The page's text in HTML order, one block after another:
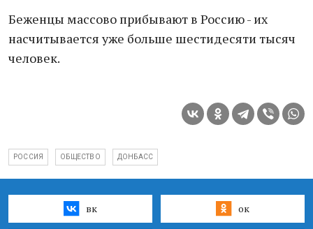
Беженцы массово прибывают в Россию - их
насчитывается уже больше шестидесяти тысяч
человек.
РОССИЯ ОБЩЕСТВО ДОНБАСС
вк ок